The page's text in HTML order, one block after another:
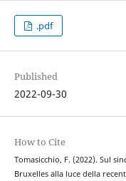
.pdf
Published
2022-09-30
How to Cite
Tomasicchio, F. (2022). Sul
Bruxelles alla luce della